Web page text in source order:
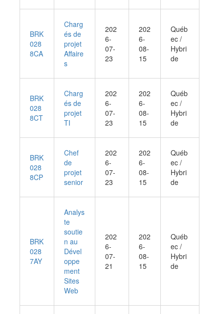
BRK
028
8CA
Charg
és de
projet
Affaire
s
202
6-
07-
23
202
6-
08-
15
Québ
ec /
Hybri
de
BRK
028
8CT
Charg
és de
projet
TI
202
6-
07-
23
202
6-
08-
15
Québ
ec /
Hybri
de
BRK
028
8CP
Chef
de
projet
senior
202
6-
07-
23
202
6-
08-
15
Québ
ec /
Hybri
de
BRK
028
7AY
Analys
te
soutie
n au
Dével
oppe
ment
Sites
Web
202
6-
07-
21
202
6-
08-
15
Québ
ec /
Hybri
de